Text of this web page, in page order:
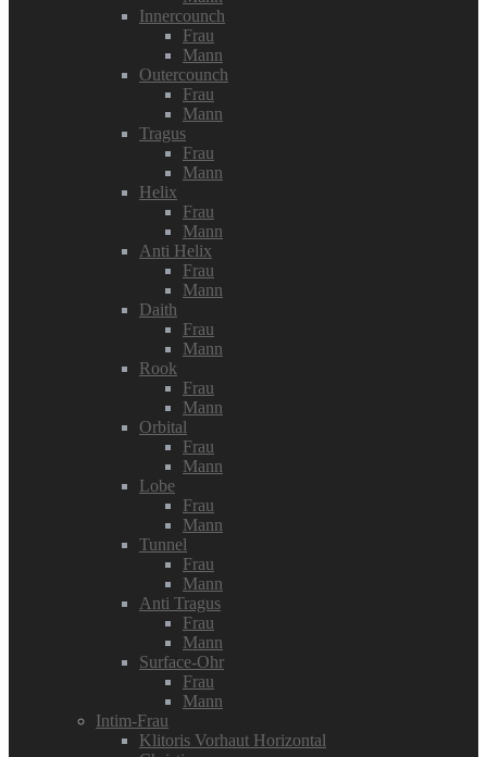
Innercounch
Frau
Mann
Outercounch
Frau
Mann
Tragus
Frau
Mann
Helix
Frau
Mann
Anti Helix
Frau
Mann
Daith
Frau
Mann
Rook
Frau
Mann
Orbital
Frau
Mann
Lobe
Frau
Mann
Tunnel
Frau
Mann
Anti Tragus
Frau
Mann
Surface-Ohr
Frau
Mann
Intim-Frau
Klitoris Vorhaut Horizontal